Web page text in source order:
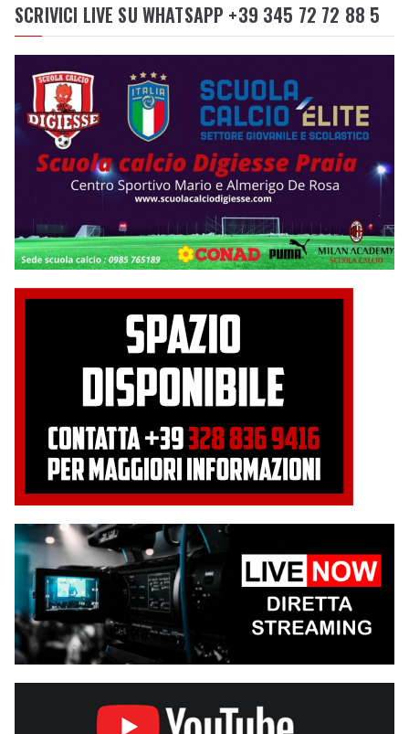
SCRIVICI LIVE SU WHATSAPP +39 345 72 72 88 5